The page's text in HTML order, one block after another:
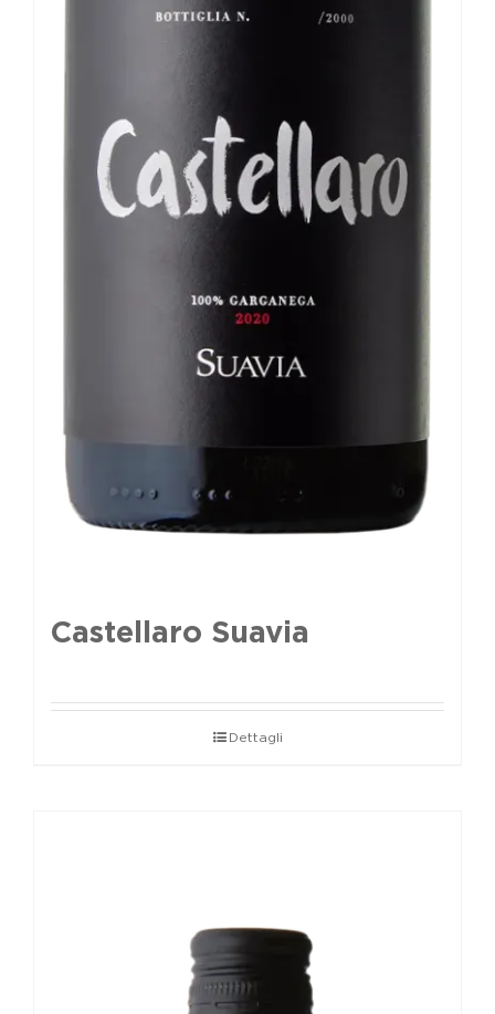
Castellaro Suavia
Dettagli